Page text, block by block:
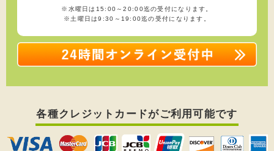
足首を痛めた方を施術しました
2023/10/08
足の外側の痛みで悩んでいる方を施術しました
2023/09/30
※水曜日は15:00～20:00迄の受付になります。
※土曜日は9:30～19:00迄の受付になります。
各種クレジットカードがご利用可能です